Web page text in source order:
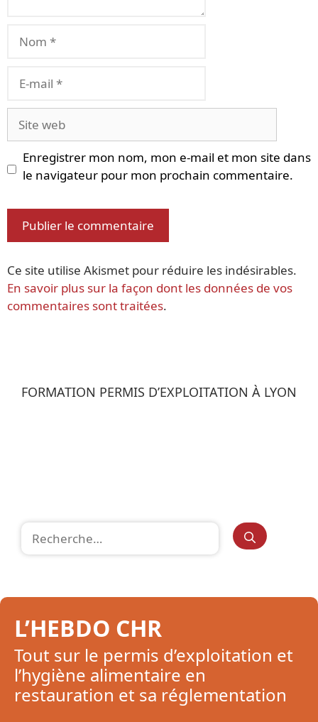
mail
web
Enregistrer mon nom, mon e-mail et mon site dans
le navigateur pour mon prochain commentaire.
Ce site utilise Akismet pour réduire les indésirables.
En savoir plus sur la façon dont les données de vos
commentaires sont traitées.
FORMATION PERMIS D’EXPLOITATION À LYON
L’HEBDO CHR
Tout sur le permis d’exploitation et
l’hygiène alimentaire en
restauration et sa réglementation